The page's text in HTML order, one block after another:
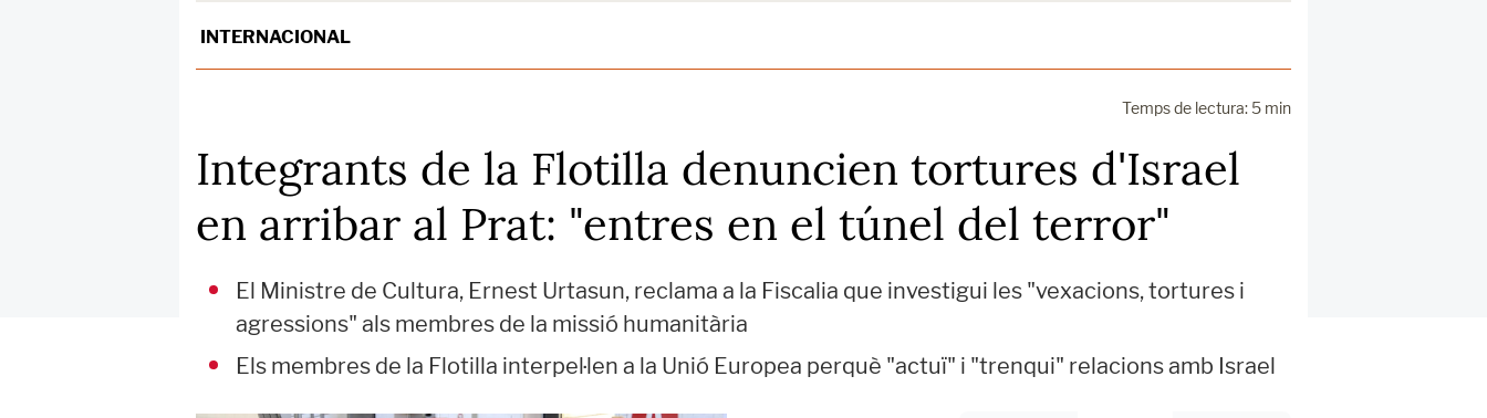
INTERNACIONAL
Temps de lectura: 5 min
Integrants de la Flotilla denuncien tortures d'Israel
en arribar al Prat: "entres en el túnel del terror"
El Ministre de Cultura, Ernest Urtasun, reclama a la Fiscalia que investigui les "vexacions, tortures i
agressions" als membres de la missió humanitària
Els membres de la Flotilla interpel·len a la Unió Europea perquè "actuï" i "trenqui" relacions amb Israel